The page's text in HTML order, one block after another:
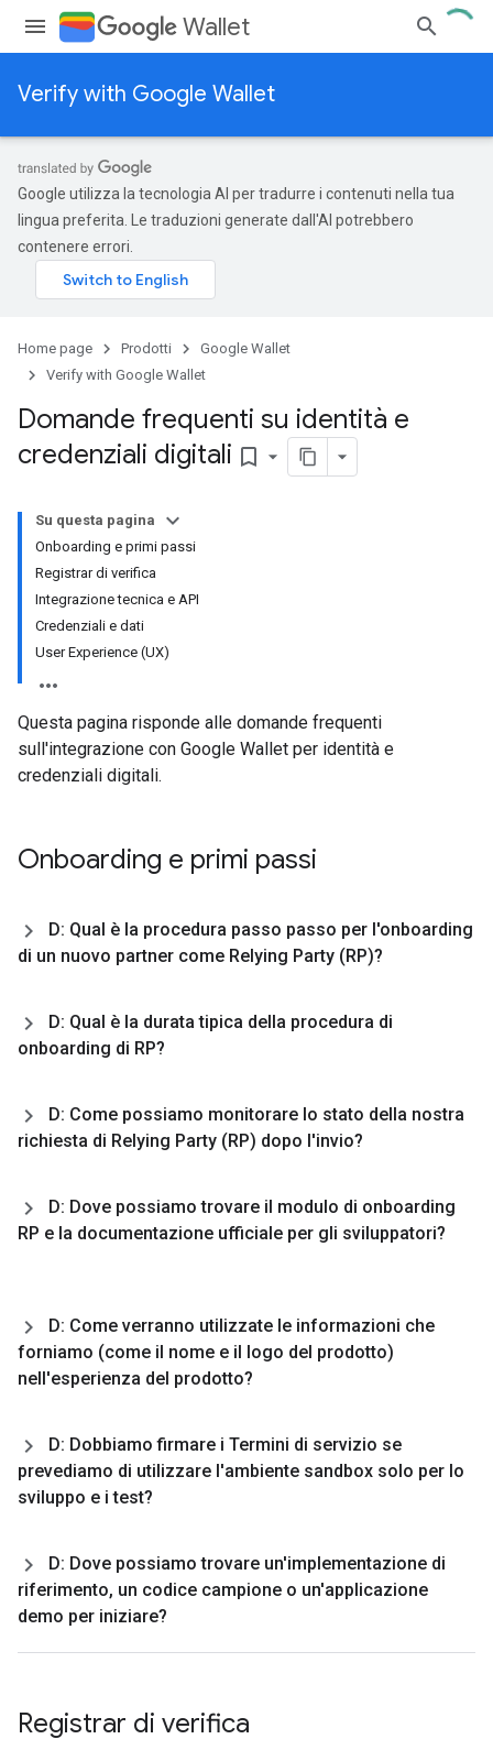
Wallet
Verify with Google Wallet
Google utilizza la tecnologia AI per tradurre i contenuti nella tua
lingua preferita. Le traduzioni generate dall'AI potrebbero
contenere errori.
Home page Prodotti
Google Wallet
Verify with Google Wallet
Domande frequenti su identità e
credenziali digitali bookmark_border
Su questa pagina
Onboarding e primi passi
Registrar di verifica
Integrazione tecnica e API
Credenziali e dati
User Experience (UX)
Questa pagina risponde alle domande frequenti
sull'integrazione con Google Wallet per identità e
credenziali digitali.
Onboarding e primi passi
D: Qual è la procedura passo passo per l'onboarding
di un nuovo partner come Relying Party (RP)?
D: Qual è la durata tipica della procedura di
onboarding di RP?
D: Come possiamo monitorare lo stato della nostra
richiesta di Relying Party (RP) dopo l'invio?
D: Dove possiamo trovare il modulo di onboarding
RP e la documentazione ufficiale per gli sviluppatori?
D: Come verranno utilizzate le informazioni che
forniamo (come il nome e il logo del prodotto)
nell'esperienza del prodotto?
D: Dobbiamo firmare i Termini di servizio se
prevediamo di utilizzare l'ambiente sandbox solo per lo
sviluppo e i test?
D: Dove possiamo trovare un'implementazione di
riferimento, un codice campione o un'applicazione
demo per iniziare?
Registrar di verifica